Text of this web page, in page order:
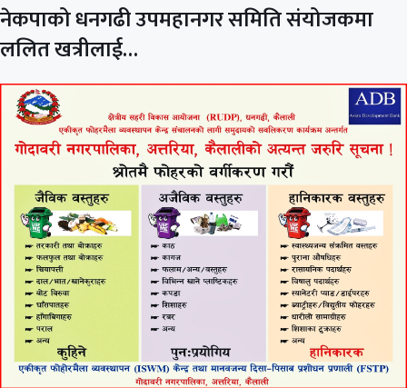
नेकपाको धनगढी उपमहानगर समिति संयोजकमा
ललित खत्रीलाई…